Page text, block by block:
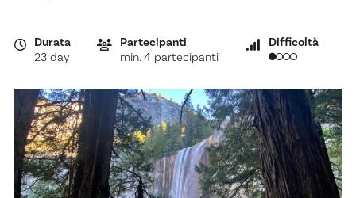
Durata
23 day
Partecipanti
min. 4 partecipanti
Difficoltà